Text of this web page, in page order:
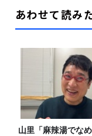
あわせて読み
山里「麻辣湯でな